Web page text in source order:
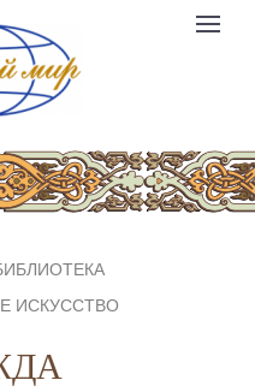
Toggle
ИСКУССТВО